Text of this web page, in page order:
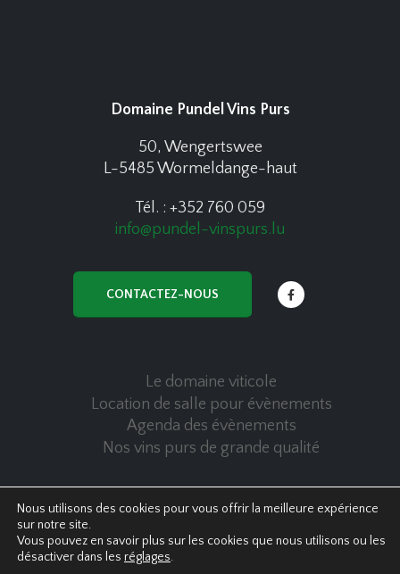
Domaine Pundel Vins Purs
50, Wengertswee
L-5485 Wormeldange-haut
Tél. : +352 760 059
info@pundel-vinspurs.lu
CONTACTEZ-NOUS
Le domaine viticole
Location de salle pour évènements
Agenda des évènements
Nos vins purs de grande qualité
© Copyright 2020 Pundel Vins Purs - All Rights Reserved
Politique de confidentialité|Cookies policy
Nous utilisons des cookies pour vous offrir la meilleure expérience
sur notre site.
Vous pouvez en savoir plus sur les cookies que nous utilisons ou les
désactiver dans les réglages.